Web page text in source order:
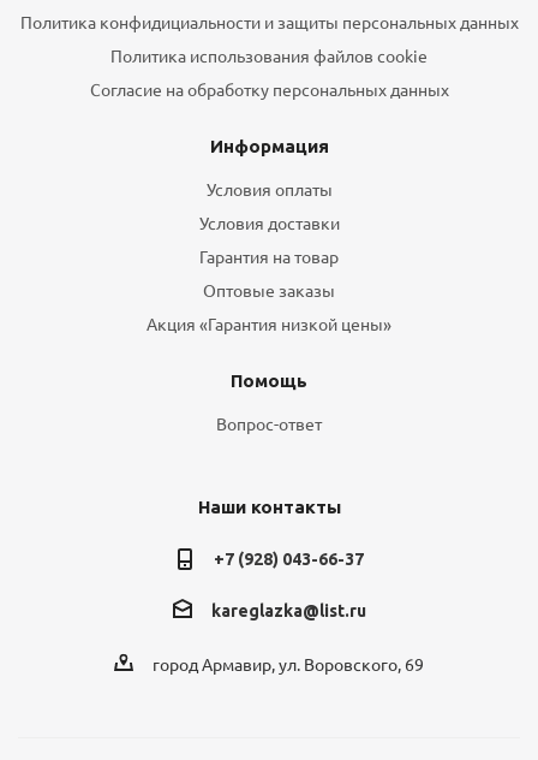
Политика конфидициальности и защиты персональных данных
Политика использования файлов cookie
Согласие на обработку персональных данных
Информация
Условия оплаты
Условия доставки
Гарантия на товар
Оптовые заказы
Акция «Гарантия низкой цены»
Помощь
Вопрос-ответ
Наши контакты
+7 (928) 043-66-37
kareglazka@list.ru
город Армавир, ул. Воровского, 69